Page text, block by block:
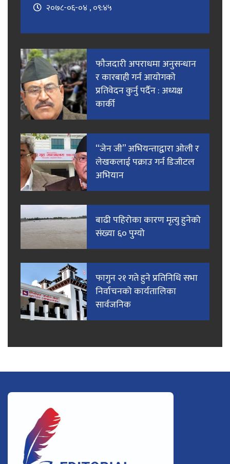
२०७८-०६-०४ , ०९:४५
फाैजदारी अपराधमा अनुसन्धान
र कारबाही गर्न आयाेगकाे
प्रतिवेदन कुर्नु पर्दैन : अध्यक्ष
कार्की
“जेन जी” अभियन्ताद्वारा ओली र
लेखकलाई पक्राउ गर्न डिजीटल
अभियान
बाढी पहिरोका कारण मृत्यु हुनेको
संख्या ६० पुग्यो
फागुन २१ गते हुने प्रतिनिधि सभा
निर्वाचनको कार्यतालिका
सार्वजनिक